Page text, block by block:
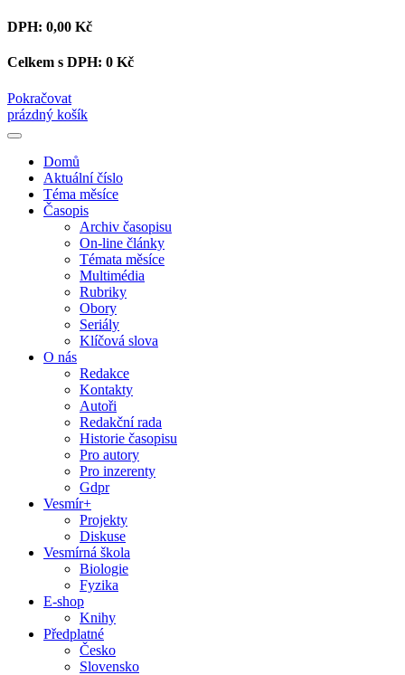
DPH: 0,00 Kč
Celkem s DPH: 0 Kč
Pokračovat
prázdný košík
Domů
Aktuální číslo
Téma měsíce
Časopis
Archiv časopisu
On-line články
Témata měsíce
Multimédia
Rubriky
Obory
Seriály
Klíčová slova
O nás
Redakce
Kontakty
Autoři
Redakční rada
Historie časopisu
Pro autory
Pro inzerenty
Gdpr
Vesmír+
Projekty
Diskuse
Vesmírná škola
Biologie
Fyzika
E-shop
Knihy
Předplatné
Česko
Slovensko